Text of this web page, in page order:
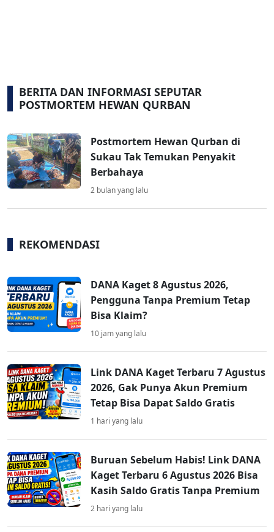
BERITA DAN INFORMASI SEPUTAR
POSTMORTEM HEWAN QURBAN
Postmortem Hewan Qurban di
Sukau Tak Temukan Penyakit
Berbahaya
2 bulan yang lalu
REKOMENDASI
DANA Kaget 8 Agustus 2026,
Pengguna Tanpa Premium Tetap
Bisa Klaim?
10 jam yang lalu
Link DANA Kaget Terbaru 7 Agustus
2026, Gak Punya Akun Premium
Tetap Bisa Dapat Saldo Gratis
1 hari yang lalu
Buruan Sebelum Habis! Link DANA
Kaget Terbaru 6 Agustus 2026 Bisa
Kasih Saldo Gratis Tanpa Premium
2 hari yang lalu